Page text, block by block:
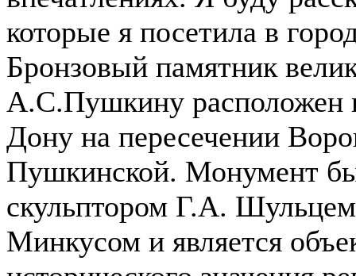
которые я посетила в
Бронзовый памятник
А.С.Пушкину расположен
Дону на пересечении
Пушкинской. Монумент
скульптором Г.А.
Минкусом и является